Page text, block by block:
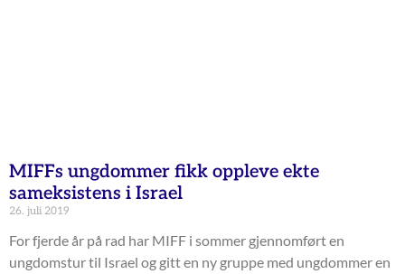
MIFFs ungdommer fikk oppleve ekte
sameksistens i Israel
26. juli 2019
For fjerde år på rad har MIFF i sommer gjennomført en
ungdomstur til Israel og gitt en ny gruppe med ungdommer en